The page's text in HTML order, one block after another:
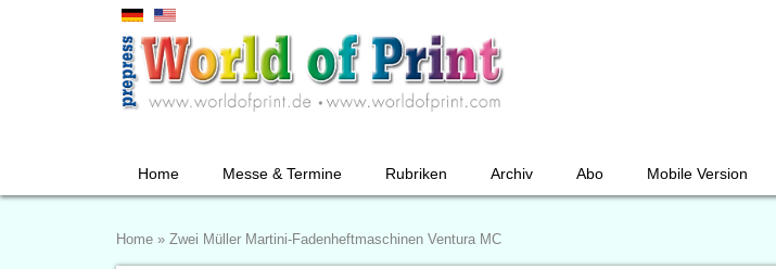
Home Messe & Termine Rubriken Archiv Abo Mobile Version
Home » Zwei Müller Martini-Fadenheftmaschinen Ventura MC